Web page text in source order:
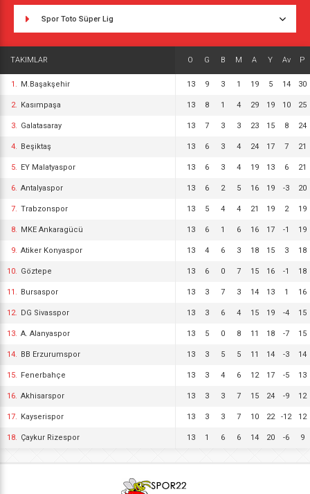
Spor Toto Süper Lig
TAKIMLAR O G B M A Y Av P
1. M.Başakşehir 13 9 3 1 19 5 14 30
2. Kasımpaşa 13 8 1 4 29 19 10 25
3. Galatasaray 13 7 3 3 23 15 8 24
4. Beşiktaş 13 6 3 4 24 17 7 21
5. EY Malatyaspor 13 6 3 4 19 13 6 21
6. Antalyaspor 13 6 2 5 16 19 -3 20
7. Trabzonspor 13 5 4 4 21 19 2 19
8. MKE Ankaragücü 13 6 1 6 16 17 -1 19
9. Atiker Konyaspor 13 4 6 3 18 15 3 18
10. Göztepe 13 6 0 7 15 16 -1 18
11. Bursaspor 13 3 7 3 14 13 1 16
12. DG Sivasspor 13 3 6 4 15 19 -4 15
13. A. Alanyaspor 13 5 0 8 11 18 -7 15
14. BB Erzurumspor 13 3 5 5 11 14 -3 14
15. Fenerbahçe 13 3 4 6 12 17 -5 13
16. Akhisarspor 13 3 3 7 15 24 -9 12
17. Kayserispor 13 3 3 7 10 22 -12 12
18. Çaykur Rizespor 13 1 6 6 14 20 -6 9